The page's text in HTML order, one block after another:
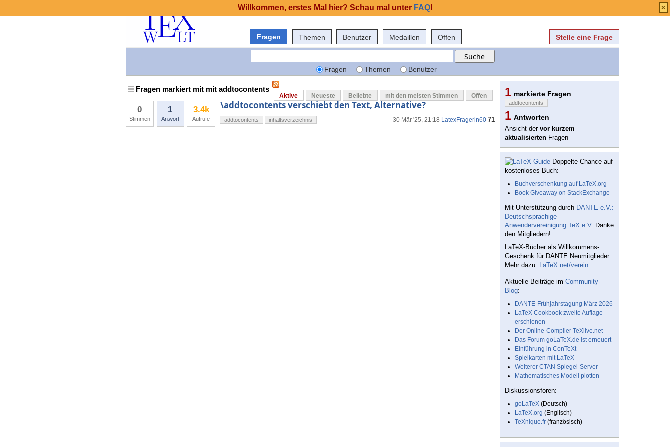
Fragen Themen Benutzer Medaillen Offen Stelle eine Frage
Fragen Themen Benutzer
Fragen markiert mit mit addtocontents
Aktive Neueste Beliebte mit den meisten Stimmen Offen
0
Stimmen
1
Antwort
3.4k
Aufrufe
\addtocontents verschiebt den Text, Alternative?
30 Mär '25, 21:18 LatexFragerin60 71
addtocontents inhaltsverzeichnis
1 markierte Fragen
addtocontents
1 Antworten
Ansicht der vor kurzem
aktualisierten Fragen
Doppelte Chance auf
kostenloses Buch:
Buchverschenkung auf LaTeX.org
Book Giveaway on StackExchange
Mit Unterstützung durch DANTE e.V.:
Deutschsprachige
Anwendervereinigung TeX e.V. Danke
den Mitgliedern!
LaTeX-Bücher als Willkommens-
Geschenk für DANTE Neumitglieder.
Mehr dazu: LaTeX.net/verein
Aktuelle Beiträge im Community-
Blog:
DANTE-Frühjahrstagung März 2026
LaTeX Cookbook zweite Auflage
erschienen
Der Online-Compiler TeXlive.net
Das Forum goLaTeX.de ist erneuert
Einführung in ConTeXt
Spielkarten mit LaTeX
Weiterer CTAN Spiegel-Server
Mathematisches Modell plotten
Diskussionsforen:
goLaTeX (Deutsch)
LaTeX.org (Englisch)
TeXnique.fr (französisch)
Willkommen, erstes Mal hier? Schau mal unter FAQ! ×